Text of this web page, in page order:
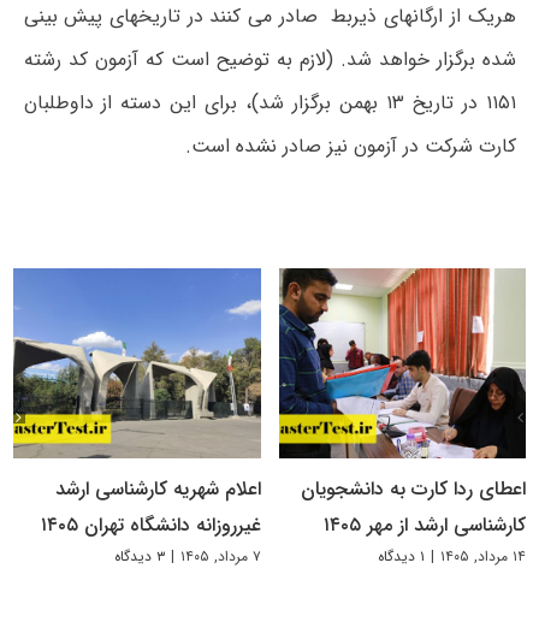
هریک از ارگانهای ذیربط صادر می کنند در تاریخهای پیش بینی
شده برگزار خواهد شد. (لازم به توضیح است که آزمون کد رشته
۱۱۵۱ در تاریخ ۱۳ بهمن برگزار شد)، برای این دسته از داوطلبان
کارت شرکت در ‌آزمون نیز صادر نشده است.
اعطای ردا کارت به دانشجویان
کارشناسی ارشد از مهر ۱۴۰۵
۱۴ مرداد, ۱۴۰۵ | ۱ دیدگاه
اعلام شهریه کارشناسی ارشد
غیرروزانه دانشگاه تهران ۱۴۰۵
۷ مرداد, ۱۴۰۵ | ۳ دیدگاه